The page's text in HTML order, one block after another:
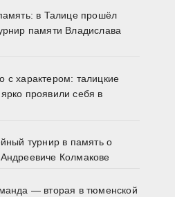
в Талице прошёл
памяти Владислава
характером: талицкие
проявили себя в
турнир в память о
Колмакове
— вторая в тюменской